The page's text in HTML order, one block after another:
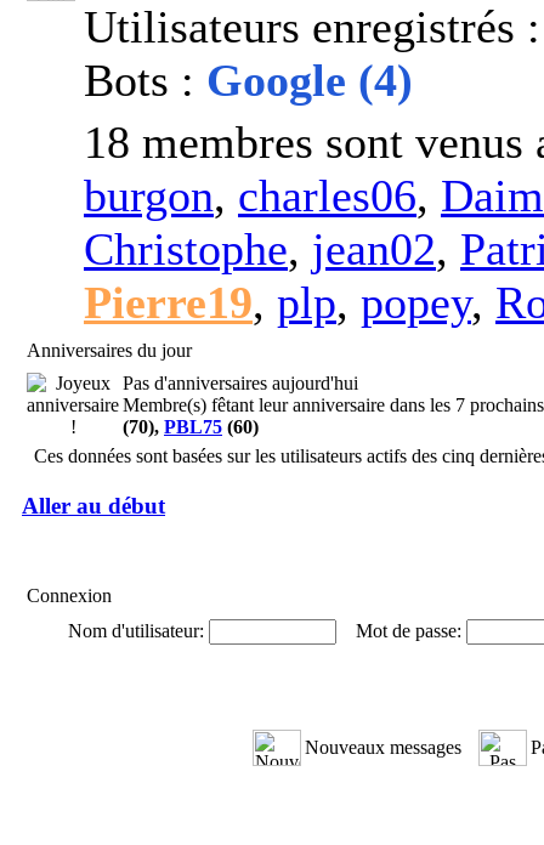
Utilisateurs enregistrés
Bots : Google (4)
18 membres sont
burgon, charles06,
Christophe, jean02,
Pierre19, plp, popey,
Anniversaires du jour
Pas d'anniversaires aujourd'hui
Membre(s) fêtant leur anniversaire dans les 7
(70), PBL75 (60)
Ces données sont basées sur les utilisateurs actifs des cinq
Aller au début
Connexion
Nom d'utilisateur:
Mot de passe:
Nouveaux messages